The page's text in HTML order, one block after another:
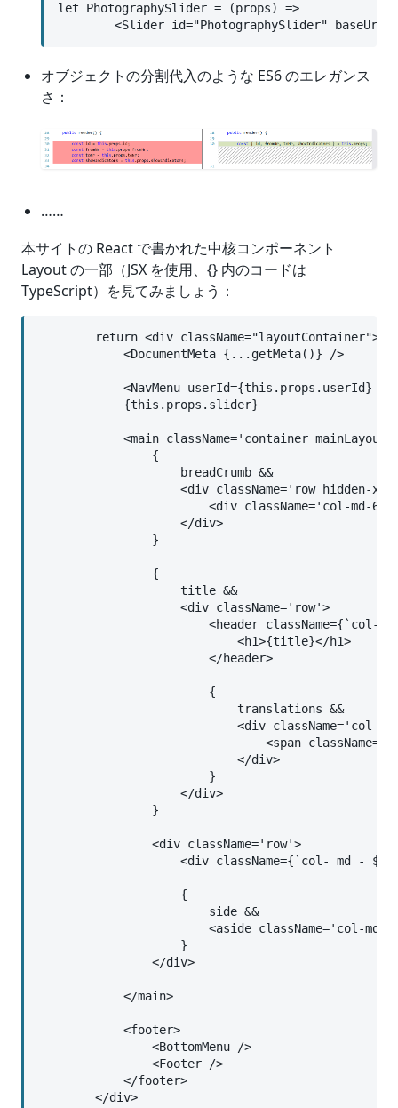
let PhotographySlider = (props) =>
<Slider id="PhotographySlider"
オブジェクトの分割代入のような ES6 のエレガンス
さ：
……
本サイトの React で書かれた中核コンポーネント
Layout の一部（JSX を使用、{} 内のコードは
TypeScript）を見てみましょう：
        return <div className="layoutContainer">
            <DocumentMeta {...getMeta()} />
<NavMenu userId={this.props.userId}
            {this.props.slider}
<main className='container
                {
                    breadCrumb &&
<div className='row hidden-xs
<div className='col-md-6
                    </div>
                }
                {
                    title &&
                    <div className='row'>
<header className={`col-
                            <h1>{title}</h1>
                        </header>
                        {
                            translations &&
<div className='col-
<span
                            </div>
                        }
                    </div>
                }
                <div className='row'>
<div className={`col- md -
                    {
                        side &&
<aside className='col-md-
                    }
                </div>
            </main>
            <footer>
                <BottomMenu />
                <Footer />
            </footer>
        </div>